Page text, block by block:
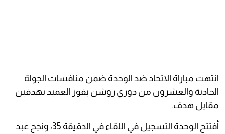
انتهت مباراة الاتحاد ضد الوحدة ضمن منافسات الجولة
الحادية والعشرون من دوري روشن بفوز العميد بهدفين
مقابل هدف.
أفتتح الوحدة التسجيل في اللقاء في الدقيقة 35، ونجح عبد